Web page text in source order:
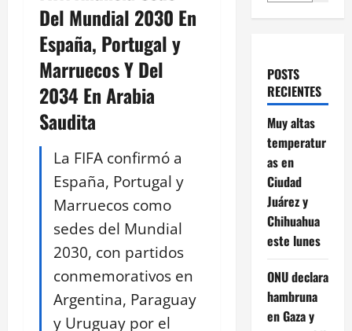
Del Mundial 2030 En
España, Portugal y
Marruecos Y Del
2034 En Arabia
Saudita
La FIFA confirmó a
España, Portugal y
Marruecos como
sedes del Mundial
2030, con partidos
conmemorativos en
Argentina, Paraguay
y Uruguay por el
POSTS
RECIENTES
Muy altas
temperatur
as en
Ciudad
Juárez y
Chihuahua
este lunes
ONU declara
hambruna
en Gaza y